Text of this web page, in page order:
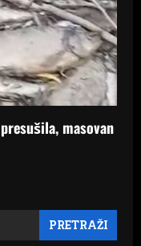
masovan